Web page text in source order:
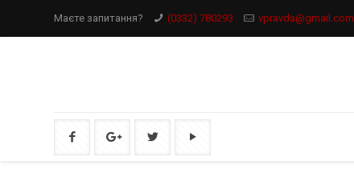
Маєте запитання? (0332) 780293 vpravda@gmail.com